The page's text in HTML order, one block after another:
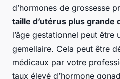
d’hormones de grossesse
taille d’utérus plus grande
l’âge gestationnel peut être
gemellaire. Cela peut être
médicaux par votre
taux élevé d’hormone